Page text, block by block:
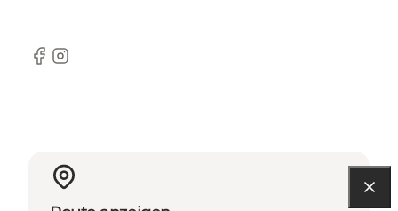
Facebook
Instagram